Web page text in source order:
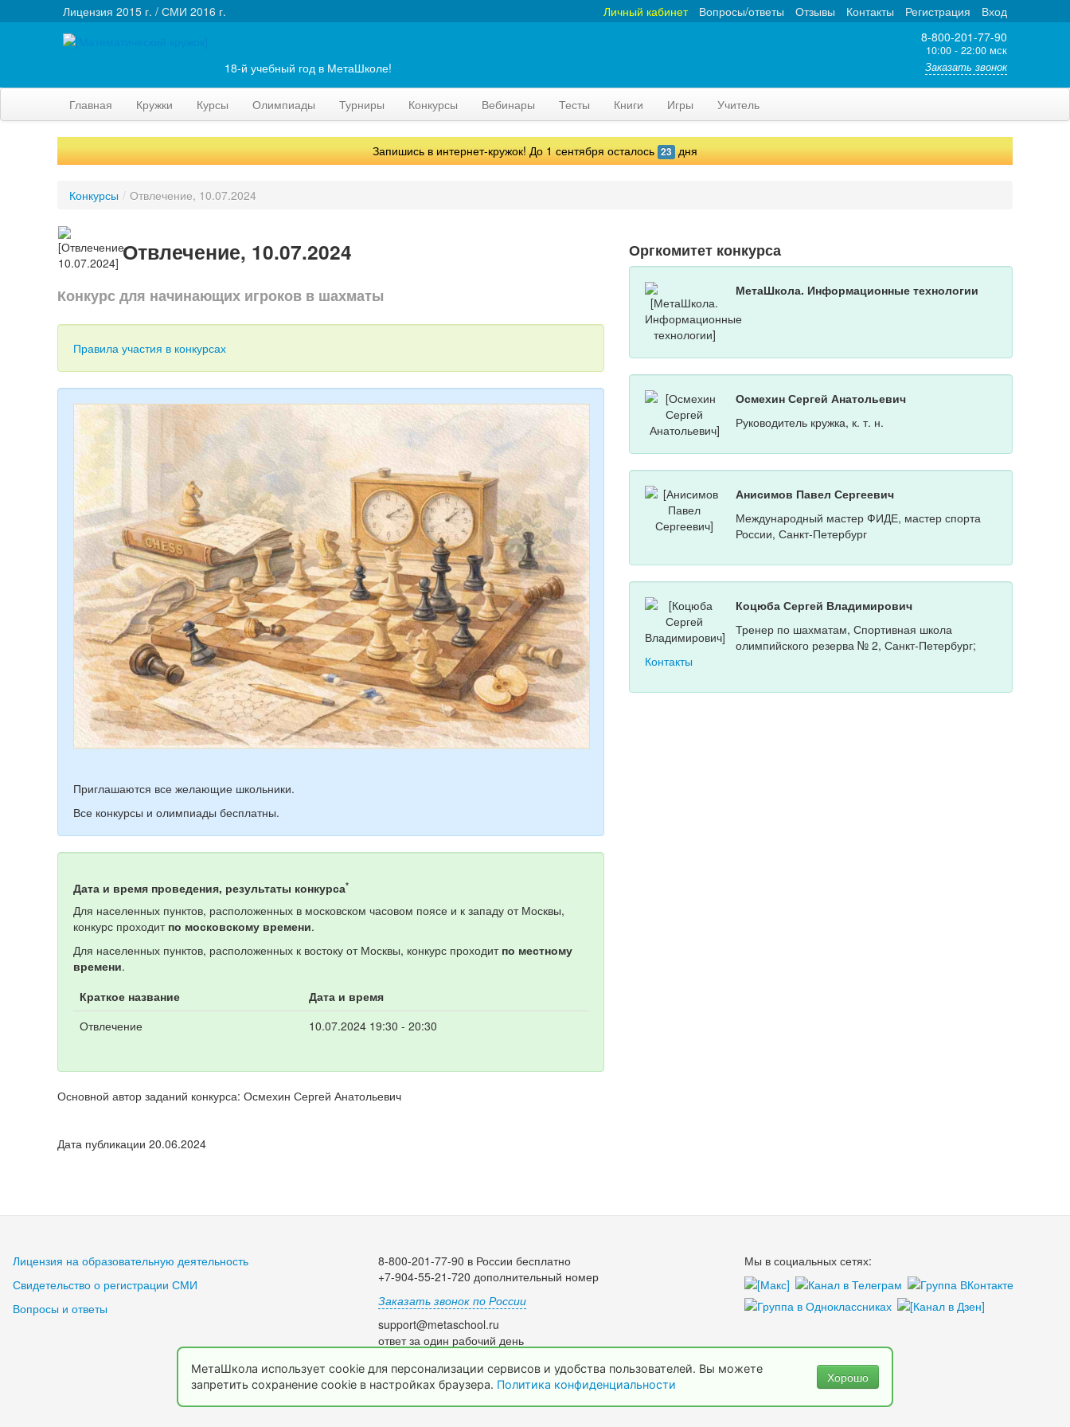
Лицензия 2015 г. / СМИ 2016 г. Вход
Регистрация
Контакты
Отзывы
Вопросы/ответы
Личный кабинет
8-800-201-77-90
10:00 - 22:00 мск
Заказать звонок
18-й учебный год в МетаШколе!
Главная Кружки Курсы Олимпиады Турниры Конкурсы Вебинары Тесты Книги Игры Учитель
Запишись в интернет-кружок! До 1 сентября осталось 23 дня
Конкурсы / Отвлечение, 10.07.2024
Отвлечение, 10.07.2024
Конкурс для начинающих игроков в шахматы
Правила участия в конкурсах
Приглашаются все желающие школьники.
Все конкурсы и олимпиады бесплатны.
Дата и время проведения, результаты конкурса*
Для населенных пунктов, расположенных в московском часовом поясе и к западу от Москвы,
конкурс проходит по московскому времени.
Для населенных пунктов, расположенных к востоку от Москвы, конкурс проходит по местному
времени.
Краткое название
Дата и время
Отвлечение
10.07.2024 19:30 - 20:30
Основной автор заданий конкурса: Осмехин Сергей Анатольевич
Оргкомитет конкурса
МетаШкола. Информационные технологии
Осмехин Сергей Анатольевич
Руководитель кружка, к. т. н.
Анисимов Павел Сергеевич
Международный мастер ФИДЕ, мастер спорта
России, Санкт-Петербург
Коцюба Сергей Владимирович
Тренер по шахматам, Спортивная школа
олимпийского резерва № 2, Санкт-Петербург;
Контакты
Дата публикации 20.06.2024
Лицензия на образовательную деятельность
Свидетельство о регистрации СМИ
Вопросы и ответы
8-800-201-77-90 в России бесплатно
+7-904-55-21-720 дополнительный номер
Заказать звонок по России
support@metaschool.ru
ответ за один рабочий день
Мы в социальных сетях:
© 2009-2026 МетаШкола, www.metaschool.ru
МетаШкола использует cookie для персонализации сервисов и удобства пользователей. Вы можете
запретить сохранение cookie в настройках браузера. Политика конфиденциальности Хорошо